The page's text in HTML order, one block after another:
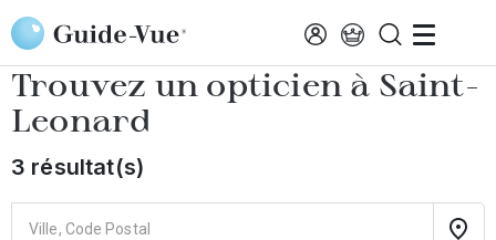
Aller au contenu principal
Accueil Choisir mon opticien Saint-Leonard
Trouvez un opticien à Saint-
Leonard
3 résultat(s)